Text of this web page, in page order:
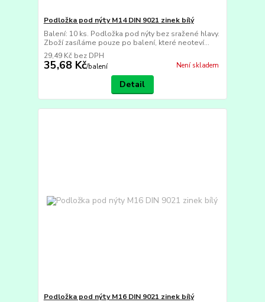
Podložka pod nýty M14 DIN 9021 zinek bílý
Balení: 10 ks. Podložka pod nýty bez sražené hlavy.
Zboží zasíláme pouze po balení, které neoteví...
35,68 Kč/balení
29,49 Kč bez DPH
Není skladem
Detail
Podložka pod nýty M16 DIN 9021 zinek bílý